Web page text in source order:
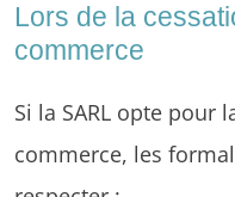
Lors de la
commerce
Si la SARL opte pour
commerce, les